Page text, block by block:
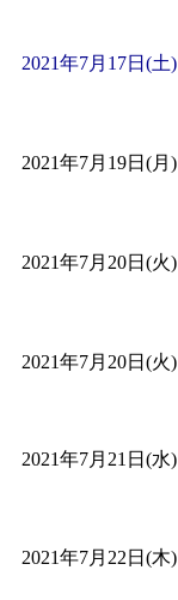
2021年7月17日(土)
2021年7月19日(月)
2021年7月20日(火)
2021年7月20日(火)
2021年7月21日(水)
2021年7月22日(木)